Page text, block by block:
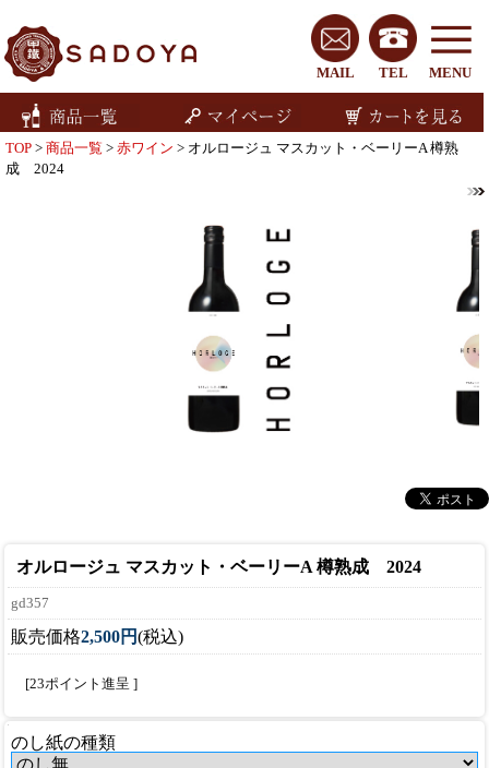
MENU
TEL
MAIL
TOP > 商品一覧 > 赤ワイン > オルロージュ マスカット・ベーリーA 樽熟
成 2024
オルロージュ マスカット・ベーリーA 樽熟成 2024
gd357
販売価格2,500円(税込)
[23ポイント進呈 ]
のし紙の種類